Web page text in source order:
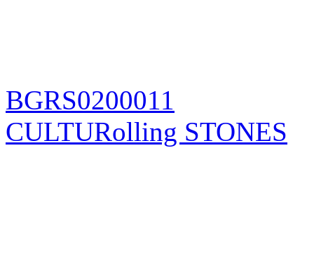
BGRS0200011
CULTURolling STONES